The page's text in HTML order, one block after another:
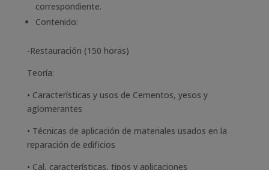
correspondiente.
Contenido:
-Restauración (150 horas)
Teoría:
• Características y usos de Cementos, yesos y
aglomerantes
• Técnicas de aplicación de materiales usados en la
reparación de edificios
• Cal, características, tipos y aplicaciones